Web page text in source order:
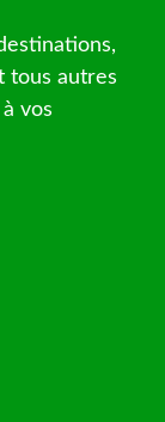
tous autres
vos